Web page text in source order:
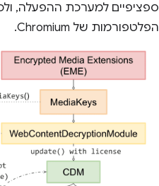
ספציפיים למערכת ההפעלה,
הפלטפורמות של Chromium.